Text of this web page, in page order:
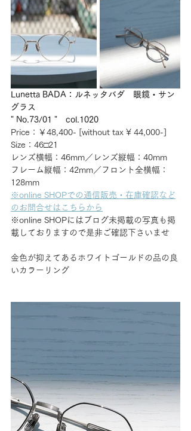
Lunetta BADA：ルネッタバダ　眼鏡・サン
グラス
" No.73/01 "　col.1020
Price：￥48,400- [without tax ¥ 44,000-]
Size：46□21
レンズ横幅：46mm／レンズ縦幅：40mm
フレーム縦幅：42mm／フロント全横幅：
128mm
※online SHOPでの通信販売・在庫確認など
のお問合せはこちらから
※online SHOPにはブログ未掲載の写真も掲
載しておりますので是非ご確認下さいませ
金色が抑えてあるホワイトゴールドの品の良
いカラーリング